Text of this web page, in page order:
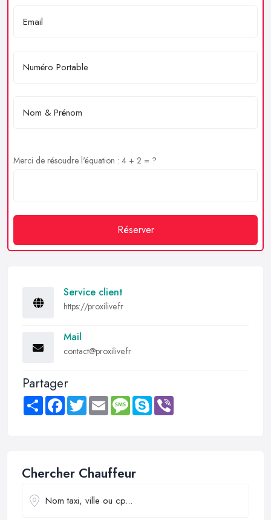
Merci de résoudre l'équation : 4 + 2 = ?
Réserver
Service client
https://proxilive.fr
Mail
contact@proxilive.fr
Partager
Share FacebookTwitter Email MessageSkype
Chercher Chauffeur